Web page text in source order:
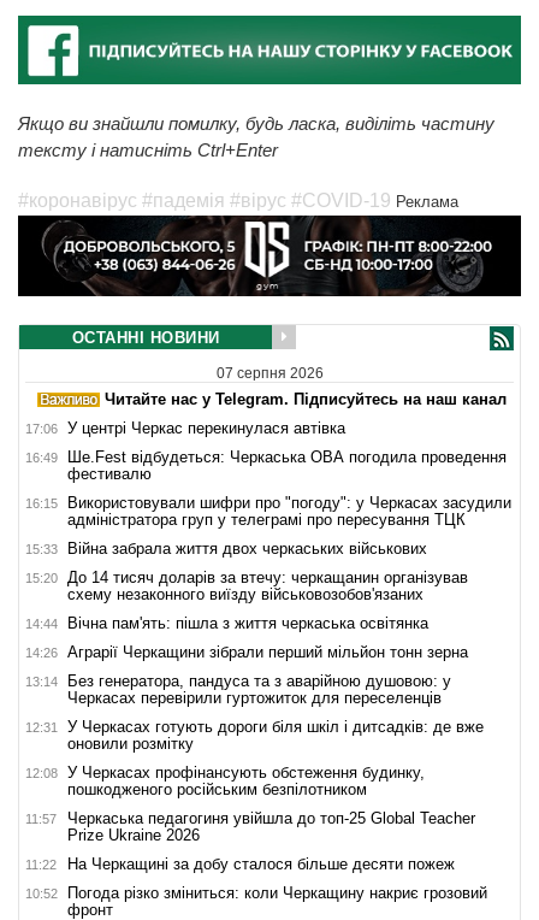
Якщо ви знайшли помилку, будь ласка, виділіть частину
тексту і натисніть Ctrl+Enter
#коронавірус #падемія #вірус #COVID-19 Реклама
ОСТАННІ НОВИНИ
07 серпня 2026
Читайте нас у Telegram. Підписуйтесь на наш канал
17:06 У центрі Черкас перекинулася автівка
16:49
Ше.Fest відбудеться: Черкаська ОВА погодила проведення
фестивалю
16:15
Використовували шифри про "погоду": у Черкасах засудили
адміністратора груп у телеграмі про пересування ТЦК
15:33 Війна забрала життя двох черкаських військових
15:20
До 14 тисяч доларів за втечу: черкащанин організував
схему незаконного виїзду військовозобов'язаних
14:44 Вічна пам'ять: пішла з життя черкаська освітянка
14:26 Аграрії Черкащини зібрали перший мільйон тонн зерна
13:14
Без генератора, пандуса та з аварійною душовою: у
Черкасах перевірили гуртожиток для переселенців
12:31
У Черкасах готують дороги біля шкіл і дитсадків: де вже
оновили розмітку
12:08
У Черкасах профінансують обстеження будинку,
пошкодженого російським безпілотником
11:57
Черкаська педагогиня увійшла до топ-25 Global Teacher
Prize Ukraine 2026
11:22 На Черкащині за добу сталося більше десяти пожеж
10:52
Погода різко зміниться: коли Черкащину накриє грозовий
фронт